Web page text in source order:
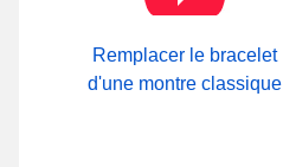
Remplacer le bracelet
d'une montre classique